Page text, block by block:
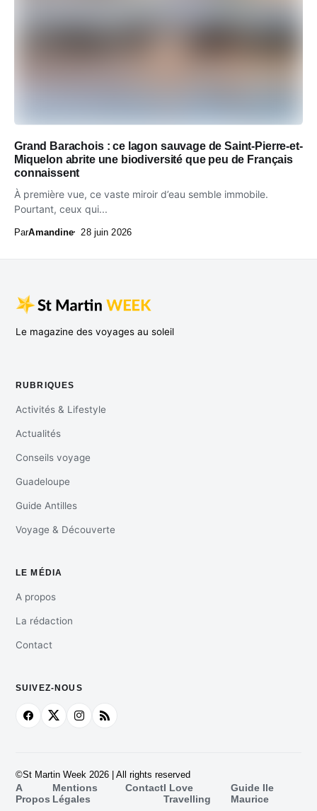
Grand Barachois : ce lagon sauvage de Saint-Pierre-et-
Miquelon abrite une biodiversité que peu de Français
connaissent
À première vue, ce vaste miroir d’eau semble immobile.
Pourtant, ceux qui...
ParAmandine 28 juin 2026
Le magazine des voyages au soleil
RUBRIQUES
Activités & Lifestyle
Actualités
Conseils voyage
Guadeloupe
Guide Antilles
Voyage & Découverte
LE MÉDIA
A propos
La rédaction
Contact
SUIVEZ-NOUS
©St Martin Week 2026 | All rights reserved
A
Propos
Mentions
Légales
ContactI Love
Travelling
Guide Ile
Maurice